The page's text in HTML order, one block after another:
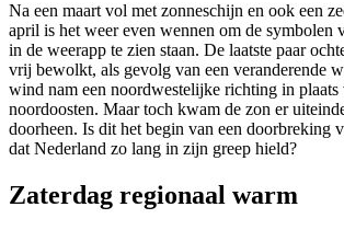
Na een maart vol met zonneschijn en ook een
april is het weer even wennen om de symbolen
in de weerapp te zien staan. De laatste paar
vrij bewolkt, als gevolg van een veranderende
wind nam een noordwestelijke richting in plaats
noordoosten. Maar toch kwam de zon er
doorheen. Is dit het begin van een doorbreking
dat Nederland zo lang in zijn greep hield?
Zaterdag regionaal warm